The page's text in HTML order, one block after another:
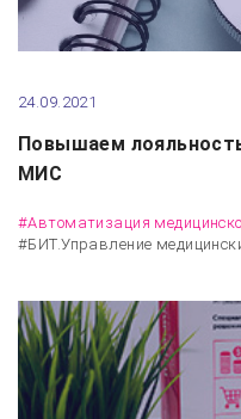
24.09.2021
Повышаем
МИС
#Автоматизация
#БИТ.Управление